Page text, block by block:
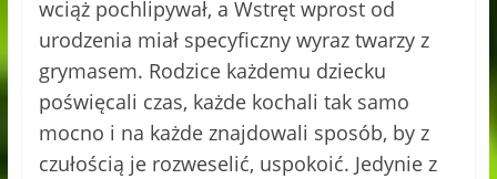
wciąż pochlipywał, a Wstręt wprost od
urodzenia miał specyficzny wyraz twarzy z
grymasem. Rodzice każdemu dziecku
poświęcali czas, każde kochali tak samo
mocno i na każde znajdowali sposób, by z
czułością je rozweselić, uspokoić. Jedynie z